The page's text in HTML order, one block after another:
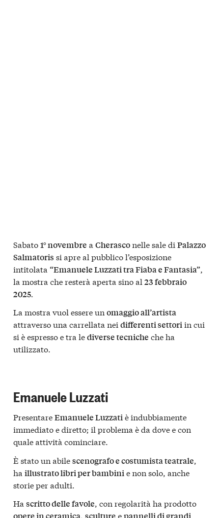
Sabato1° novembre a Cherasconelle sale di Palazzo
Salmatoris si apre al pubblico l’esposizione
intitolata “Emanuele Luzzati tra Fiaba e Fantasia”,
la mostra che resterà aperta sino al 23 febbraio
2025.
La mostra vuol essere un omaggio all’artista
attraverso una carrellata nei differenti settoriin cui
si è espresso e tra lediverse tecniche che ha
utilizzato.
Emanuele Luzzati
PresentareEmanuele Luzzatiè indubbiamente
immediato e diretto; il problema è da dove e con
quale attività cominciare.
È stato un abilescenografo e costumista teatrale,
ha illustrato libri per bambinie non solo, anche
storie per adulti.
Ha scritto delle favole, con regolarità ha prodotto
, e